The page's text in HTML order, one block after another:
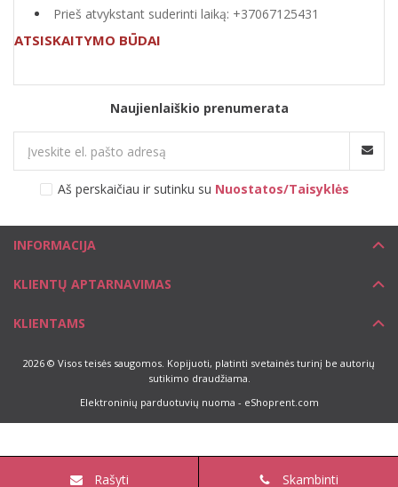
Prieš atvykstant suderinti laiką: +37067125431
ATSISKAITYMO BŪDAI
Naujienlaiškio prenumerata
Aš perskaičiau ir sutinku su Nuostatos/Taisyklės
INFORMACIJA
KLIENTŲ APTARNAVIMAS
KLIENTAMS
2026 © Visos teisės saugomos. Kopijuoti, platinti svetainės turinį be autorių
sutikimo draudžiama.
Elektroninių parduotuvių nuoma - eShoprent.com
Rašyti Skambinti